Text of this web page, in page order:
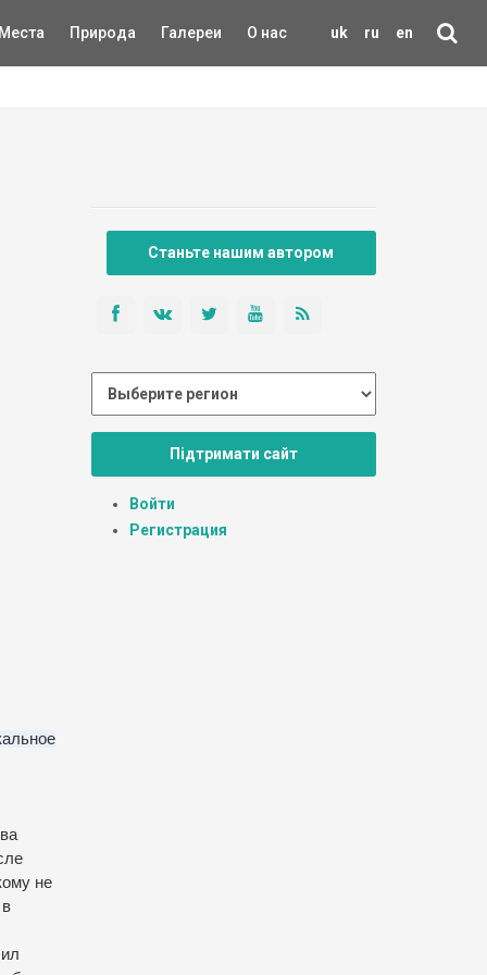
uk ru en
Места Природа Галереи О нас
не
Станьте нашим автором
Підтримати сайт
Войти
Регистрация